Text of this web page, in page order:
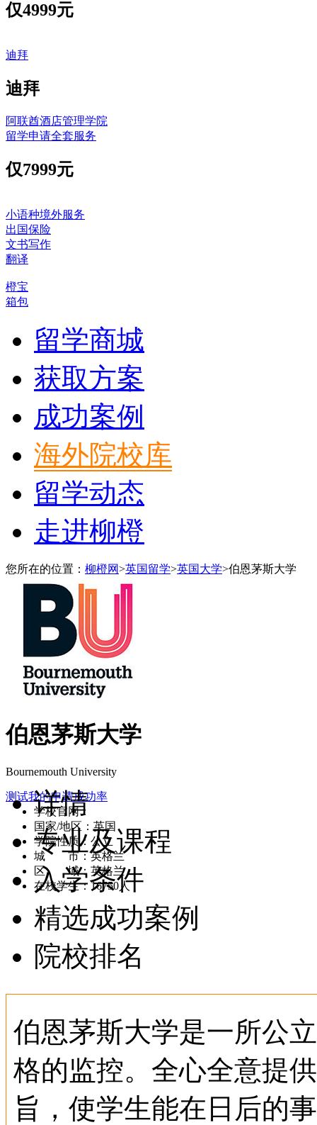
仅4999元
迪拜
迪拜
阿联酋酒店管理学院
留学申请全套服务
仅7999元
小语种境外服务
出国保险
文书写作
翻译
橙宝
箱包
留学商城
获取方案
成功案例
海外院校库
留学动态
走进柳橙
您所在的位置： 柳橙网>英国留学>英国大学>伯恩茅斯大学
伯恩茅斯大学
Bournemouth University
测试我的申请成功率
学校官网：
国家/地区：英国
学院性质：公立
城 市：英格兰
区 域：英格兰
在校学生：16750人
详情
专业及课程
入学条件
精选成功案例
院校排名
伯恩茅斯大学是一所公
格的监控。全心全意提
旨，使学生能在日后的